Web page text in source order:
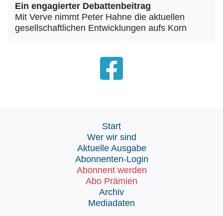
Ein engagierter Debattenbeitrag
Mit Verve nimmt Peter Hahne die aktuellen
gesellschaftlichen Entwicklungen aufs Korn
Start
Wer wir sind
Aktuelle Ausgabe
Abonnenten-Login
Abonnent werden
Abo Prämien
Archiv
Mediadaten